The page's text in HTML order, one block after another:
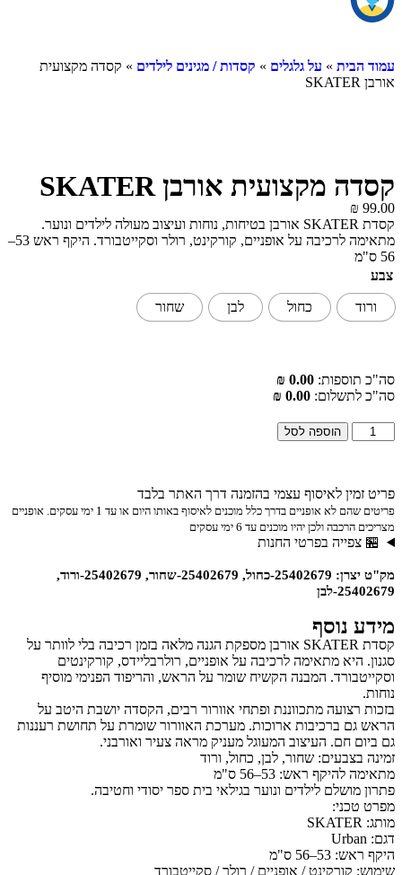
עמוד הבית » על גלגלים » קסדות / מגינים לילדים » קסדה מקצועית
אורבן SKATER
קסדה מקצועית אורבן SKATER
₪ 99.00
קסדת SKATER אורבן בטיחות, נוחות ועיצוב מעולה לילדים ונוער.
מתאימה לרכיבה על אופניים, קורקינט, רולר וסקייטבורד. היקף ראש 53–
56 ס"מ
צבע
ורוד כחול לבן שחור
סה"כ תוספות: 0.00 ₪
סה"כ לתשלום: 0.00 ₪
הוספה לסל
פריט זמין לאיסוף עצמי בהזמנה דרך האתר בלבד
פריטים שהם לא אופניים בדרך כלל מוכנים לאיסוף באותו היום או עד 1 ימי עסקים. אופניים
מצריכים הרכבה ולכן יהיו מוכנים עד 6 ימי עסקים
🏪 צפייה בפרטי החנות
מק"ט יצרן: 25402679-כחול, 25402679-שחור, 25402679-ורוד,
25402679-לבן
מידע נוסף
קסדת SKATER אורבן מספקת הגנה מלאה בזמן רכיבה בלי לוותר על
סגנון. היא מתאימה לרכיבה על אופניים, רולרבליידס, קורקינטים
וסקייטבורד. המבנה הקשיח שומר על הראש, והריפוד הפנימי מוסיף
נוחות.
בזכות רצועה מתכווננת ופתחי אוורור רבים, הקסדה יושבת היטב על
הראש גם ברכיבות ארוכות. מערכת האוורור שומרת על תחושת רעננות
גם ביום חם. העיצוב המעוגל מעניק מראה צעיר ואורבני.
זמינה בצבעים: שחור, לבן, כחול, ורוד
מתאימה להיקף ראש: 53–56 ס"מ
פתרון מושלם לילדים ונוער בגילאי בית ספר יסודי וחטיבה.
מפרט טכני:
מותג: SKATER
דגם: Urban
היקף ראש: 53–56 ס"מ
שימוש: קורקינט / אופניים / רולר / סקייטבורד